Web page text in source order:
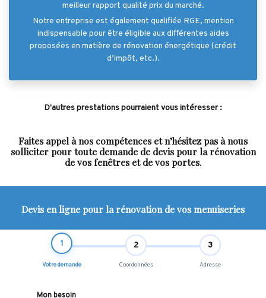
meilleur rapport qualité prix du marché.
Notre entreprise est également qualifiée RGE, mention
indispensable pour être éligible aux différentes aides
proposées en matière de rénovation énergétique (crédit
d’impôt, etc.).
D'autres prestations pourraient vous intéresser :
Faites appel à nos compétences et n’hésitez pas à nous
solliciter pour toute demande de devis pour la rénovation
de vos fenêtres et de vos portes.
Devis en ligne pour la rénovation de vos menuiseries
1
Votre demande
2
Coordonnées
3
Adresse
Mon besoin